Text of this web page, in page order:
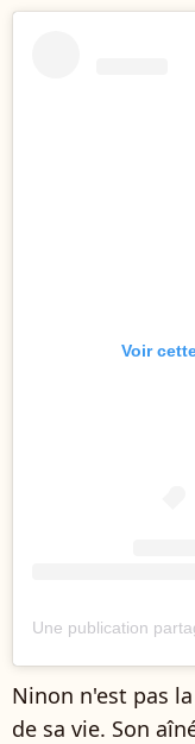
Voir
Ninon n'est pas
de sa vie. Son